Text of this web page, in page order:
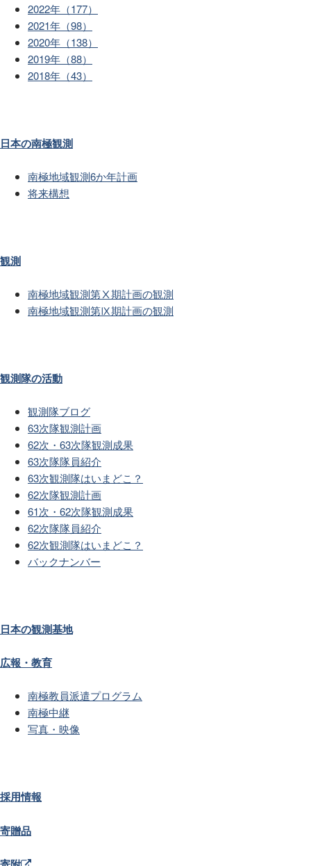
2022年（177）
2021年（98）
2020年（138）
2019年（88）
2018年（43）
日本の南極観測
南極地域観測6か年計画
将来構想
観測
南極地域観測第Ⅹ期計画の観測
南極地域観測第Ⅸ期計画の観測
観測隊の活動
観測隊ブログ
63次隊観測計画
62次・63次隊観測成果
63次隊隊員紹介
63次観測隊はいまどこ？
62次隊観測計画
61次・62次隊観測成果
62次隊隊員紹介
62次観測隊はいまどこ？
バックナンバー
日本の観測基地
広報・教育
南極教員派遣プログラム
南極中継
写真・映像
採用情報
寄贈品